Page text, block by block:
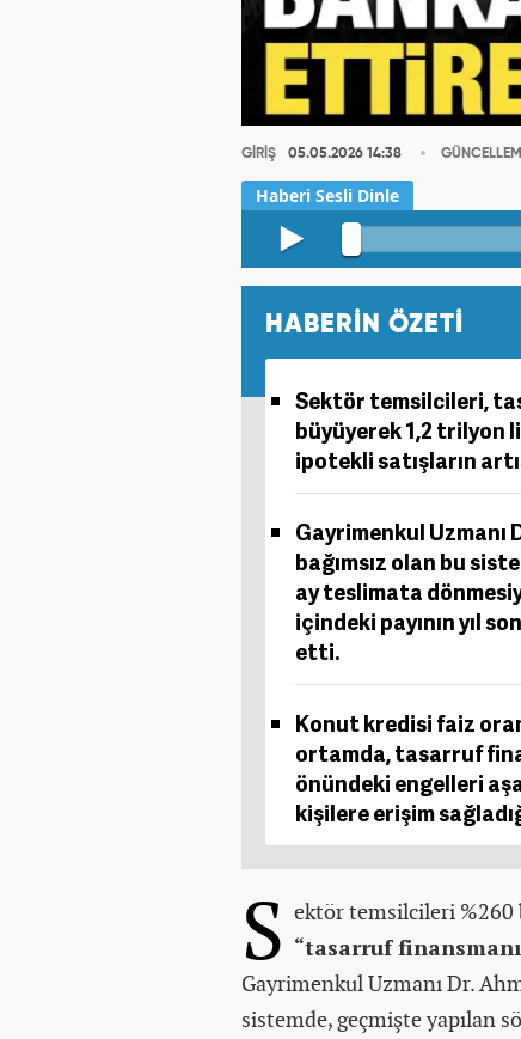
GİRİŞ 05.05.2026 14:38
HABERİN ÖZETİ
Sektör temsilcileri,
büyüyerek 1,2 trilyon
ipotekli satışların
Gayrimenkul Uzmanı
bağımsız olan bu
ay teslimata
içindeki payının yıl
etti.
Konut kredisi faiz
ortamda, tasarruf
önündeki engelleri
kişilere erişim
S ektör temsilcileri %260
“tasarruf
Gayrimenkul Uzmanı Dr.
sistemde, geçmişte yapılan